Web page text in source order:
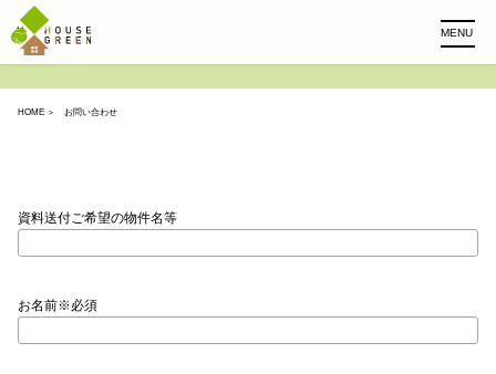
MENU
HOME ＞ お問い合わせ
資料送付ご希望の物件名等
お名前※必須